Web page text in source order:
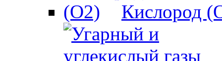
Кислород